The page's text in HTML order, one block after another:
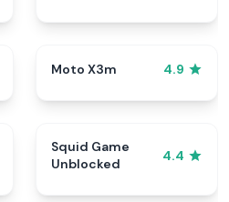
Moto X3m 4.9
Squid Game
Unblocked
4.4